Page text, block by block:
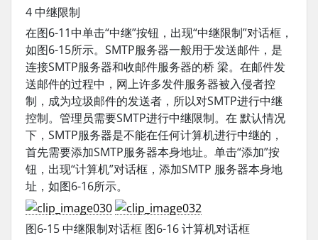
4 中继限制
在图6-11中单击“中继”按钮，出现“中继限制”对话框，
如图6-15所示。SMTP服务器一般用于发送邮件，是
连接SMTP服务器和收邮件服务器的桥 梁。在邮件发
送邮件的过程中，网上许多发件服务器被入侵者控
制，成为垃圾邮件的发送者，所以对SMTP进行中继
控制。管理员需要SMTP进行中继限制。在 默认情况
下，SMTP服务器是不能在任何计算机进行中继的，
首先需要添加SMTP服务器本身地址。单击“添加”按
钮，出现“计算机”对话框，添加SMTP 服务器本身地
址，如图6-16所示。
图6-15 中继限制对话框 图6-16 计算机对话框